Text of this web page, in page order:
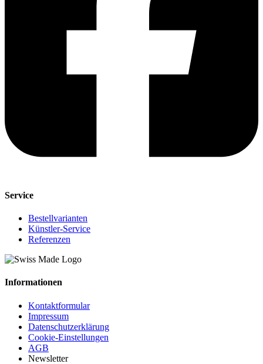
Service
Bestellvarianten
Künstler-Service
Referenzen
Informationen
Kontaktformular
Impressum
Datenschutzerklärung
Cookie-Einstellungen
AGB
Newsletter